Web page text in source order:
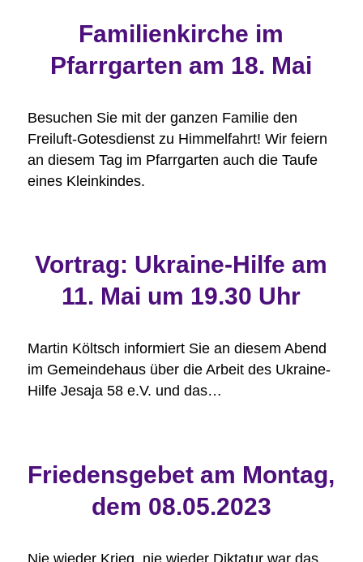
Familienkirche im
Pfarrgarten am 18. Mai
Besuchen Sie mit der ganzen Familie den
Freiluft-Gotesdienst zu Himmelfahrt! Wir feiern
an diesem Tag im Pfarrgarten auch die Taufe
eines Kleinkindes.
Vortrag: Ukraine-Hilfe am
11. Mai um 19.30 Uhr
Martin Költsch informiert Sie an diesem Abend
im Gemeindehaus über die Arbeit des Ukraine-
Hilfe Jesaja 58 e.V. und das…
Friedensgebet am Montag,
dem 08.05.2023
Nie wieder Krieg, nie wieder Diktatur war das